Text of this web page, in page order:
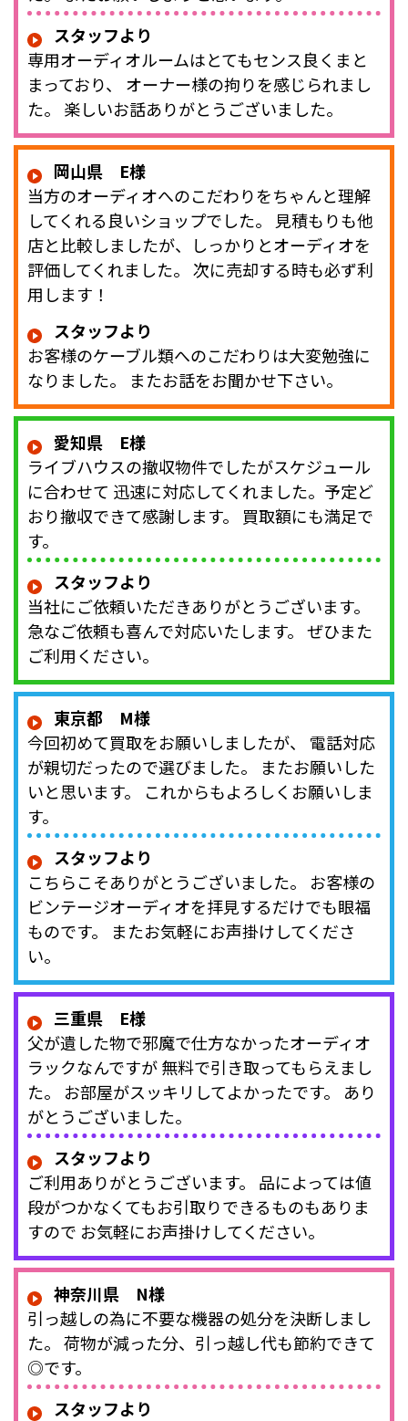
スタッフより
専用オーディオルームはとてもセンス良くまと
まっており、 オーナー様の拘りを感じられまし
た。 楽しいお話ありがとうございました。
岡山県 E様
当方のオーディオへのこだわりをちゃんと理解
してくれる良いショップでした。 見積もりも他
店と比較しましたが、しっかりとオーディオを
評価してくれました。 次に売却する時も必ず利
用します！
スタッフより
お客様のケーブル類へのこだわりは大変勉強に
なりました。 またお話をお聞かせ下さい。
愛知県 E様
ライブハウスの撤収物件でしたがスケジュール
に合わせて 迅速に対応してくれました。予定ど
おり撤収できて感謝します。 買取額にも満足で
す。
スタッフより
当社にご依頼いただきありがとうございます。
急なご依頼も喜んで対応いたします。 ぜひまた
ご利用ください。
東京都 M様
今回初めて買取をお願いしましたが、 電話対応
が親切だったので選びました。 またお願いした
いと思います。 これからもよろしくお願いしま
す。
スタッフより
こちらこそありがとうございました。 お客様の
ビンテージオーディオを拝見するだけでも眼福
ものです。 またお気軽にお声掛けしてくださ
い。
三重県 E様
父が遺した物で邪魔で仕方なかったオーディオ
ラックなんですが 無料で引き取ってもらえまし
た。 お部屋がスッキリしてよかったです。 あり
がとうございました。
スタッフより
ご利用ありがとうございます。 品によっては値
段がつかなくてもお引取りできるものもありま
すので お気軽にお声掛けしてください。
神奈川県 N様
引っ越しの為に不要な機器の処分を決断しまし
た。 荷物が減った分、引っ越し代も節約できて
◎です。
スタッフより